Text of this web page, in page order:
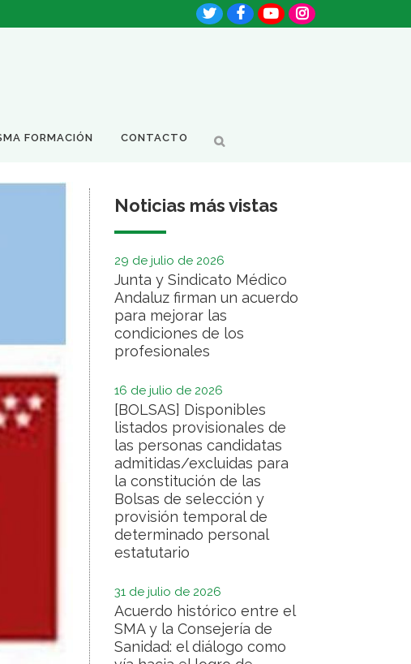
FORMACIÓN CONTACTO
Noticias más vistas
29 de julio de 2026
Junta y Sindicato Médico
Andaluz firman un acuerdo
para mejorar las
condiciones de los
profesionales
16 de julio de 2026
[BOLSAS] Disponibles
listados provisionales de
las personas candidatas
admitidas/excluidas para
la constitución de las
Bolsas de selección y
provisión temporal de
determinado personal
estatutario
31 de julio de 2026
Acuerdo histórico entre el
SMA y la Consejería de
Sanidad: el diálogo como